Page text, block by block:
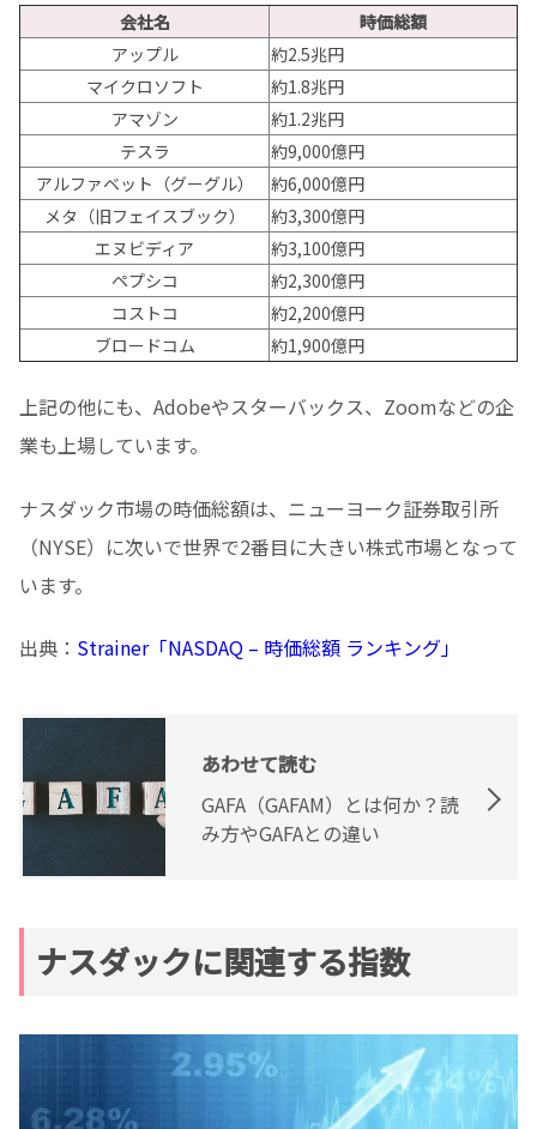
会社名
時価総額
アップル
約2.5兆円
マイクロソフト
約1.8兆円
アマゾン
約1.2兆円
テスラ
約9,000億円
アルファベット（グーグル）
約6,000億円
メタ（旧フェイスブック）
約3,300億円
エヌビディア
約3,100億円
ペプシコ
約2,300億円
コストコ
約2,200億円
ブロードコム
約1,900億円
上記の他にも、Adobeやスターバックス、Zoomなどの企
業も上場しています。
ナスダック市場の時価総額は、ニューヨーク証券取引所
（NYSE）に次いで世界で2番目に大きい株式市場となって
います。
出典： ​Strainer「NASDAQ – 時価総額 ランキング」
あわせて読む
GAFA（GAFAM）とは何か？読
み方やGAFAとの違い
ナスダックに関連する指数